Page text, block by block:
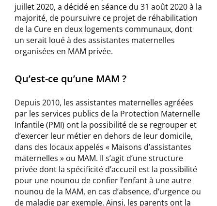
juillet 2020, a décidé en séance du 31 août 2020 à la
majorité, de poursuivre ce projet de réhabilitation
de la Cure en deux logements communaux, dont
un serait loué à des assistantes maternelles
organisées en MAM privée.
Qu’est-ce qu’une MAM ?
Depuis 2010, les assistantes maternelles agréées
par les services publics de la Protection Maternelle
Infantile (PMI) ont la possibilité de se regrouper et
d’exercer leur métier en dehors de leur domicile,
dans des locaux appelés « Maisons d’assistantes
maternelles » ou MAM. Il s’agit d’une structure
privée dont la spécificité d’accueil est la possibilité
pour une nounou de confier l’enfant à une autre
nounou de la MAM, en cas d’absence, d’urgence ou
de maladie par exemple. Ainsi, les parents ont la